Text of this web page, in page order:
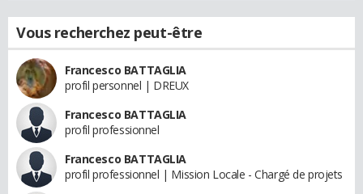
Vous recherchez peut-être
Francesco BATTAGLIA
profil personnel | DREUX
Francesco BATTAGLIA
profil professionnel
Francesco BATTAGLIA
profil professionnel | Mission Locale - Chargé de projets